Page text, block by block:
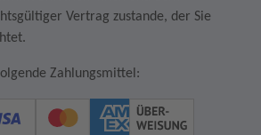
Vertrag zustande, der Sie
Zahlungsmittel: